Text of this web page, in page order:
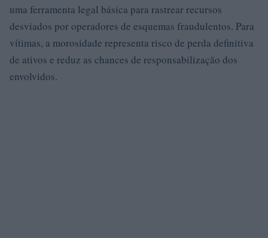
uma ferramenta legal básica para rastrear recursos
desviados por operadores de esquemas fraudulentos. Para
vítimas, a morosidade representa risco de perda definitiva
de ativos e reduz as chances de responsabilização dos
envolvidos.